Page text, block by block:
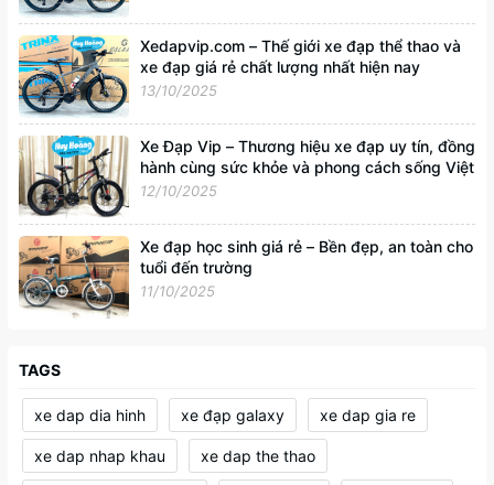
Xedapvip.com – Thế giới xe đạp thể thao và
xe đạp giá rẻ chất lượng nhất hiện nay
13/10/2025
Xe Đạp Vip – Thương hiệu xe đạp uy tín, đồng
hành cùng sức khỏe và phong cách sống Việt
12/10/2025
Xe đạp học sinh giá rẻ – Bền đẹp, an toàn cho
tuổi đến trường
11/10/2025
TAGS
xe dap dia hinh xe đạp galaxy xe dap gia re
xe dap nhap khau xe dap the thao